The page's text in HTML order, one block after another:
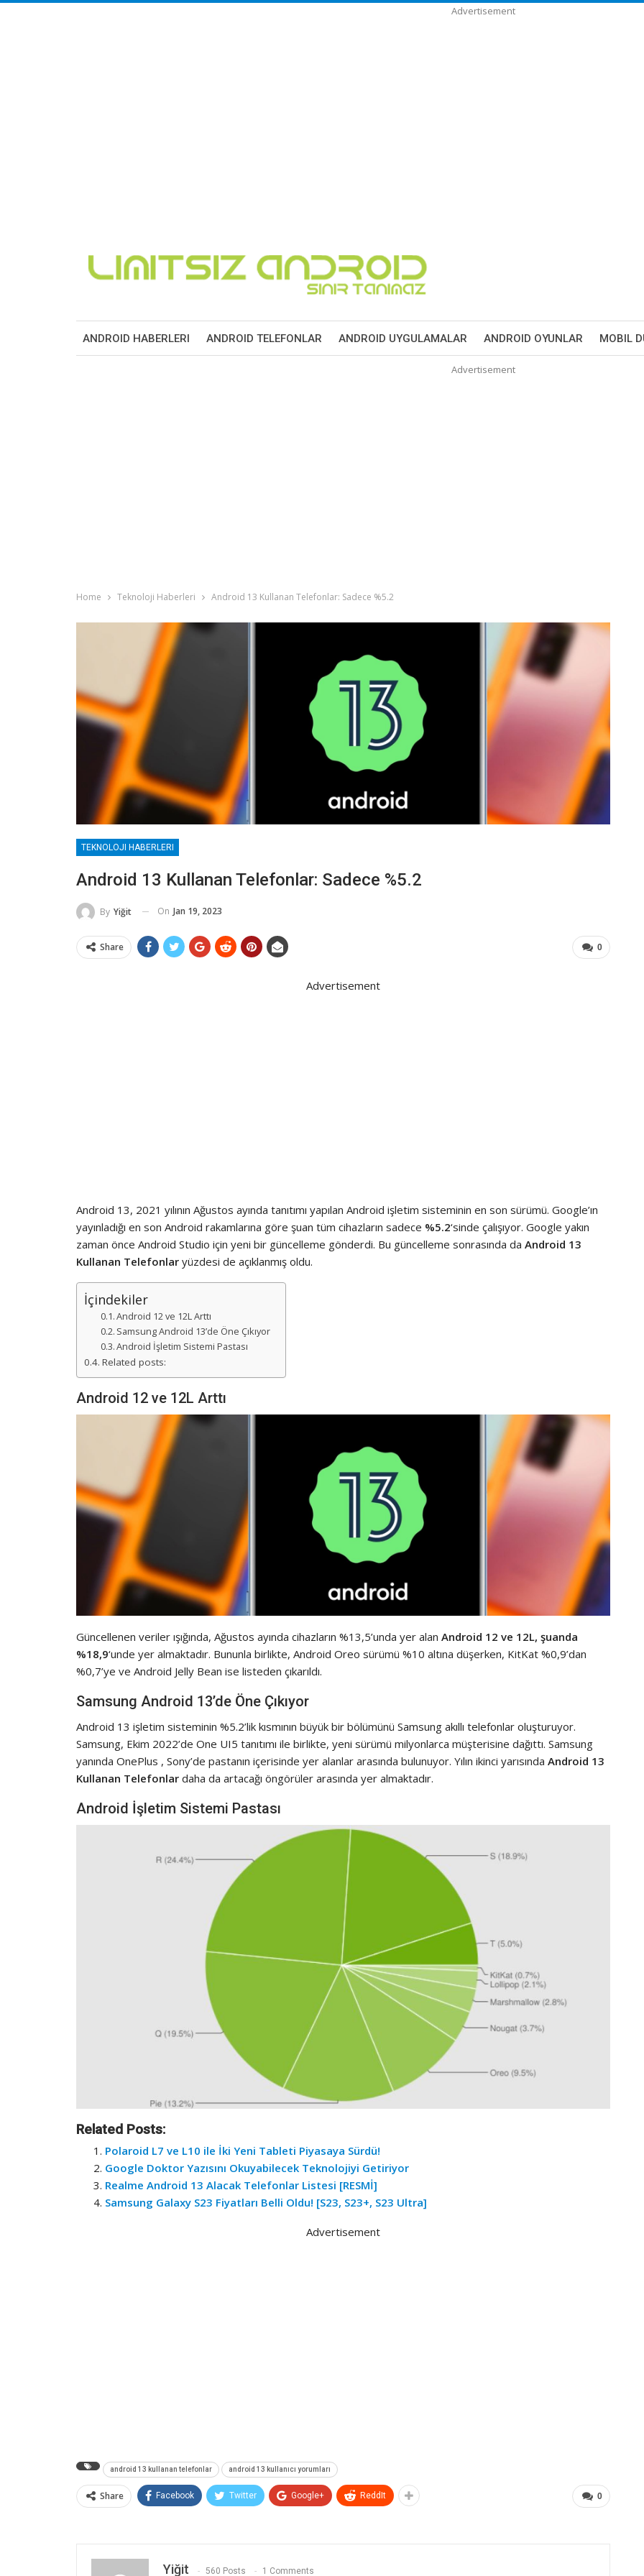
Advertisement
ANDROID HABERLERI ANDROID TELEFONLAR ANDROID UYGULAMALAR ANDROID OYUNLAR MOBIL
Advertisement
Home Teknoloji Haberleri Android 13 Kullanan Telefonlar: Sadece %5.2
TEKNOLOJI HABERLERI
Android 13 Kullanan Telefonlar: Sadece %5.2
By Yiğit On Jan 19, 2023
0
Share
Advertisement
Android 13, 2021 yılının Ağustos ayında tanıtımı yapılan Android işletim sisteminin en son sürümü. Google’ın
yayınladığı en son Android rakamlarına göre şuan tüm cihazların sadece %5.2‘sinde çalışıyor. Google yakın
zaman önce Android Studio için yeni bir güncelleme gönderdi. Bu güncelleme sonrasında da Android 13
Kullanan Telefonlar yüzdesi de açıklanmış oldu.
İçindekiler
Android 12 ve 12L Arttı
Samsung Android 13’de Öne Çıkıyor
Android İşletim Sistemi Pastası
Related posts:
Android 12 ve 12L Arttı
Güncellenen veriler ışığında, Ağustos ayında cihazların %13,5’unda yer alan Android 12 ve 12L, şuanda
%18,9‘unde yer almaktadır. Bununla birlikte, Android Oreo sürümü %10 altına düşerken, KitKat %0,9’dan
%0,7’ye ve Android Jelly Bean ise listeden çıkarıldı.
Samsung Android 13’de Öne Çıkıyor
Android 13 işletim sisteminin %5.2’lik kısmının büyük bir bölümünü Samsung akıllı telefonlar oluşturuyor.
Samsung, Ekim 2022’de One UI5 tanıtımı ile birlikte, yeni sürümü milyonlarca müşterisine dağıttı. Samsung
yanında OnePlus , Sony’de pastanın içerisinde yer alanlar arasında bulunuyor. Yılın ikinci yarısında Android 13
Kullanan Telefonlar daha da artacağı öngörüler arasında yer almaktadır.
Android İşletim Sistemi Pastası
Related Posts:
Polaroid L7 ve L10 ile İki Yeni Tableti Piyasaya Sürdü!
Google Doktor Yazısını Okuyabilecek Teknolojiyi Getiriyor
Realme Android 13 Alacak Telefonlar Listesi [RESMİ]
Samsung Galaxy S23 Fiyatları Belli Oldu! [S23, S23+, S23 Ultra]
Advertisement
android 13 kullanan telefonlar android 13 kullanıcı yorumları
0
Share Facebook Twitter Google+ ReddIt
Yiğit 560 Posts 1 Comments